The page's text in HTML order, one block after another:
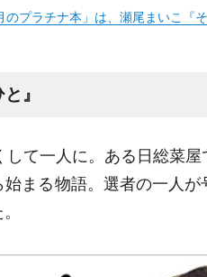
のプラチナ本」は、瀬尾まいこ『
』
て一人に。ある日総菜
まる物語。選者の一人